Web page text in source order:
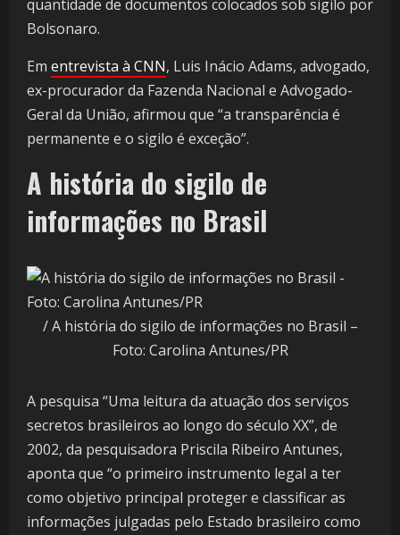
quantidade de documentos colocados sob sigilo por
Bolsonaro.
Em entrevista à CNN, Luis Inácio Adams, advogado,
ex-procurador da Fazenda Nacional e Advogado-
Geral da União, afirmou que “a transparência é
permanente e o sigilo é exceção”.
A história do sigilo de
informações no Brasil
/ A história do sigilo de informações no Brasil –
Foto: Carolina Antunes/PR
A pesquisa “Uma leitura da atuação dos serviços
secretos brasileiros ao longo do século XX”, de
2002, da pesquisadora Priscila Ribeiro Antunes,
aponta que “o primeiro instrumento legal a ter
como objetivo principal proteger e classificar as
informações julgadas pelo Estado brasileiro como